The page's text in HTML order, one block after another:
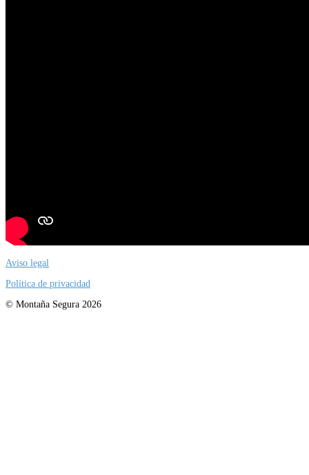
Aviso legal
Política de privacidad
© Montaña Segura 2026